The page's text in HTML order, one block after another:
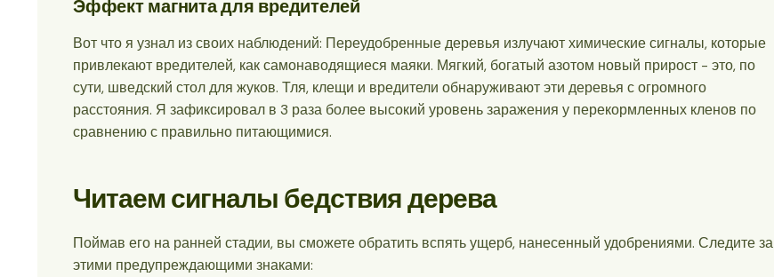
Эффект магнита для вредителей
Вот что я узнал из своих наблюдений: Переудобренные деревья излучают химические сигналы, которые
привлекают вредителей, как самонаводящиеся маяки. Мягкий, богатый азотом новый прирост - это, по
сути, шведский стол для жуков. Тля, клещи и вредители обнаруживают эти деревья с огромного
расстояния. Я зафиксировал в 3 раза более высокий уровень заражения у перекормленных кленов по
сравнению с правильно питающимися.
Читаем сигналы бедствия дерева
Поймав его на ранней стадии, вы сможете обратить вспять ущерб, нанесенный удобрениями. Следите за
этими предупреждающими знаками: